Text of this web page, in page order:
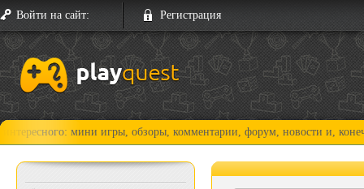
Войти на сайт: Регистрация
мини игры, обзоры, комментарии, форум, новости и, конечно,